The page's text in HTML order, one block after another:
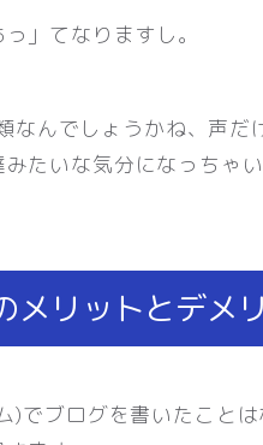
」てなりますし。
なんでしょうかね、声だ
たいな気分になっちゃい
メリットとデメ
)でブログを書いたこと